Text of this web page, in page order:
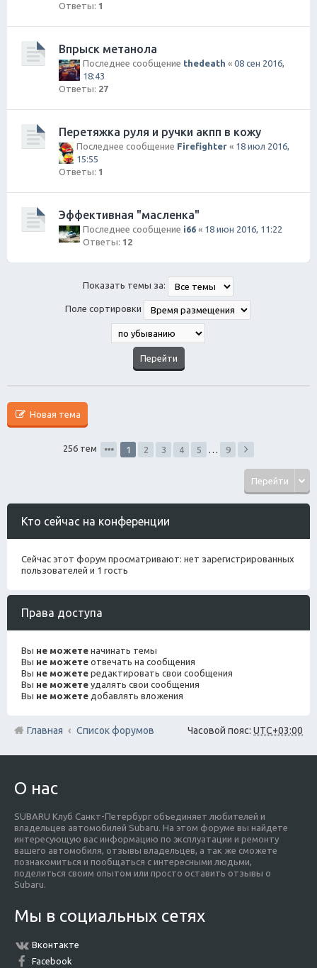
Ответы: 1
Впрыск метанола
Последнее сообщение thedeath « 08 сен 2016,
18:43
Ответы: 27
Перетяжка руля и ручки акпп в кожу
Последнее сообщение Firefighter « 18 июл 2016,
15:55
Ответы: 1
Эффективная "масленка"
Последнее сообщение i66 « 18 июн 2016, 11:22
Ответы: 12
Показать темы за:
Поле сортировки
Новая тема
256 тем 1 2 3 4 5 … 9
Перейти
Кто сейчас на конференции
Сейчас этот форум просматривают: нет зарегистрированных
пользователей и 1 гость
Права доступа
Вы не можете начинать темы
Вы не можете отвечать на сообщения
Вы не можете редактировать свои сообщения
Вы не можете удалять свои сообщения
Вы не можете добавлять вложения
Часовой пояс: UTC+03:00
Главная Список форумов
О нас
SUBARU Клуб Санкт-Петербург объединяет любителей и
владельцев автомобилей Subaru. На этом форуме вы найдете
интересующую вас информацию по эксплуатации и ремонту
вашего автомобиля, отзывы владельцев, а так же сможете
познакомиться и пообщаться с интересными людьми,
поделиться своим опытом или просто оставить отзывы о
Subaru.
Мы в социальных сетях
Вконтакте
Facebook